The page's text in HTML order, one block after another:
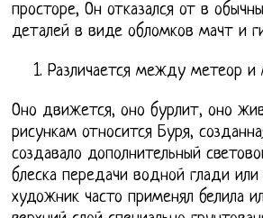
просторе, Он отказался от в
деталей в виде обломков мачт и
Различается между метеор и
Оно движется, оно бурлит, оно
рисункам относится Буря,
создавало дополнительный
блеска передачи водной глади
художник часто применял белила